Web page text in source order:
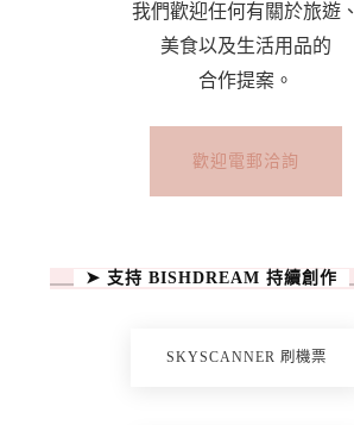
我們歡迎任何有關於旅遊、
美食以及生活用品的
合作提案。
歡迎電郵洽詢
➤ 支持 BISHDREAM 持續創作
SKYSCANNER 刷機票